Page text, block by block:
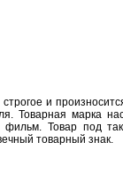
и
Товарная марка
Товар под
товарный знак.